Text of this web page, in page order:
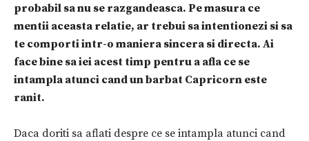
probabil sa nu se razgandeasca. Pe masura ce
mentii aceasta relatie, ar trebui sa intentionezi si sa
te comporti intr-o maniera sincera si directa. Ai
face bine sa iei acest timp pentru a afla ce se
intampla atunci cand un barbat Capricorn este
ranit.
Daca doriti sa aflati despre ce se intampla atunci cand